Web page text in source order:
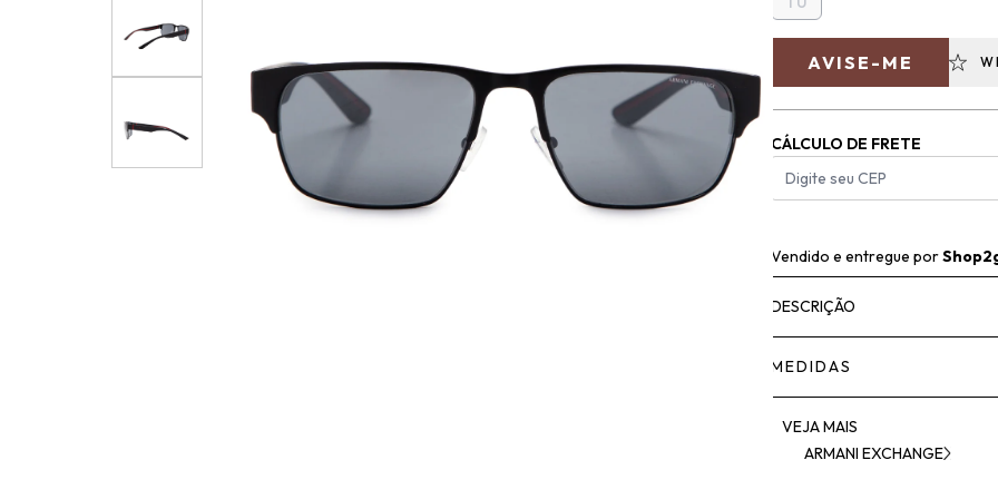
AVISE-ME
CÁLCULO DE FRETE
Vendido e entregue por
DESCRIÇÃO
MEDIDAS
VEJA MAIS
ARMANI EXCHANGE